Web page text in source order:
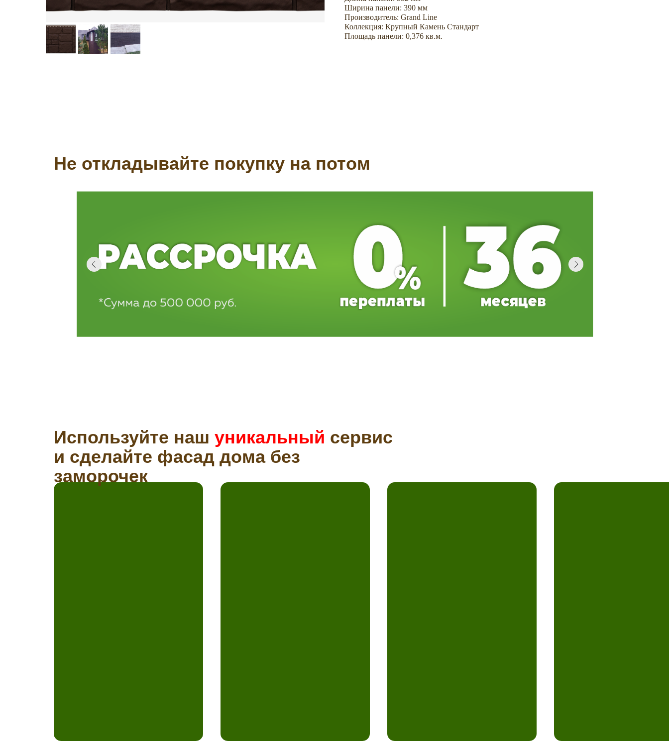
Ширина панели: 390 мм
Производитель: Grand Line
Коллекция: Крупный Камень Стандарт
Площадь панели: 0,376 кв.м.
Не откладывайте покупку на потом
Используйте наш уникальный сервис
и сделайте фасад дома без
заморочек